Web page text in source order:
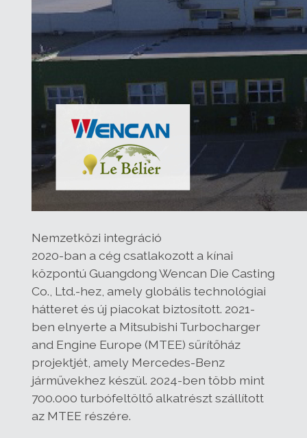
Nemzetközi integráció
2020-ban a cég csatlakozott a kínai
központú Guangdong Wencan Die Casting
Co., Ltd.-hez, amely globális technológiai
hátteret és új piacokat biztosított. 2021-
ben elnyerte a Mitsubishi Turbocharger
and Engine Europe (MTEE) sűrítőház
projektjét, amely Mercedes-Benz
járművekhez készül. 2024-ben több mint
700.000 turbófeltöltő alkatrészt szállított
az MTEE részére.